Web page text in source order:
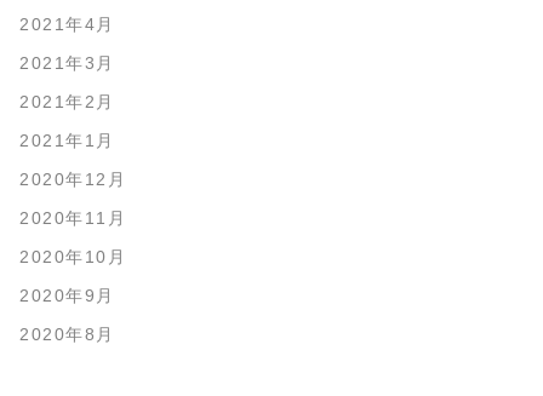
2021年4月
2021年3月
2021年2月
2021年1月
2020年12月
2020年11月
2020年10月
2020年9月
2020年8月